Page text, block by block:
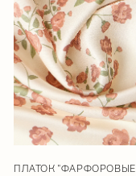
ПЛАТОК "ФАРФОРОВЫЕ